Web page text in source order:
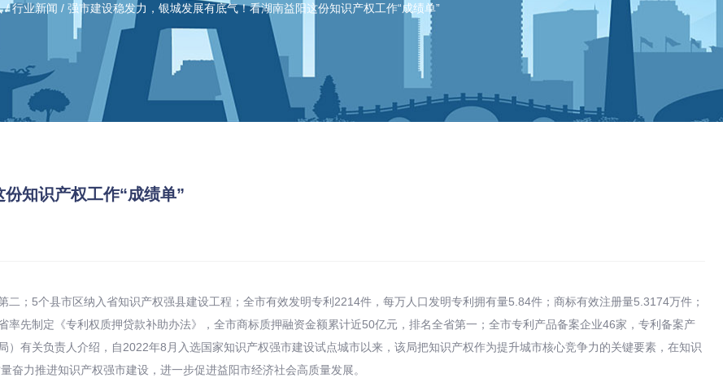
/行业新闻 / 强市建设稳发力，银城发展有底气！看湖南益阳这份知识产权工作“成绩单”
知识产权工作“成绩单”
；5个县市区纳入省知识产权强县建设工程；全市有效发明专利2214件，每万人口发明专利拥有量5.84件；商标有效注册量5.3174万件；
先制定《专利权质押贷款补助办法》，全市商标质押融资金额累计近50亿元，排名全省第一；全市专利产品备案企业46家，专利备案产
有关负责人介绍，自2022年8月入选国家知识产权强市建设试点城市以来，该局把知识产权作为提升城市核心竞争力的关键要素，在知识
力推进知识产权强市建设，进一步促进益阳市经济社会高质量发展。